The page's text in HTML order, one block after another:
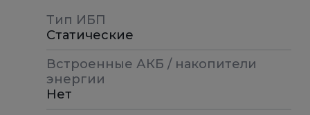
Тип ИБП
Статические
Встроенные АКБ / накопители
энергии
Нет